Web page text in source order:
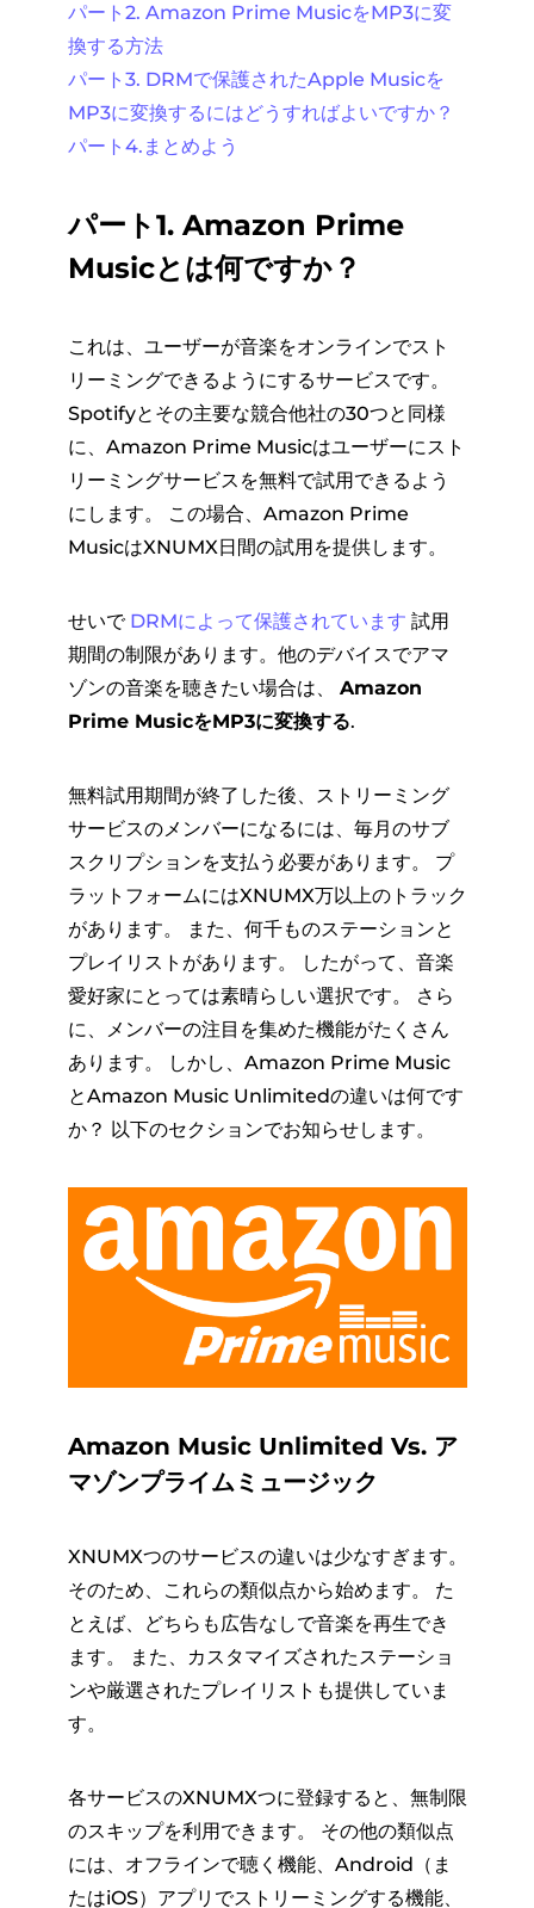
パート2. Amazon Prime MusicをMP3に変
換する方法
パート3. DRMで保護されたApple Musicを
MP3に変換するにはどうすればよいですか？
パート4.まとめよう
パート1. Amazon Prime
Musicとは何ですか？
これは、ユーザーが音楽をオンラインでスト
リーミングできるようにするサービスです。
Spotifyとその主要な競合他社の30つと同様
に、Amazon Prime Musicはユーザーにスト
リーミングサービスを無料で試用できるよう
にします。 この場合、Amazon Prime
MusicはXNUMX日間の試用を提供します。
せいで DRMによって保護されています 試用
期間の制限があります。他のデバイスでアマ
ゾンの音楽を聴きたい場合は、 Amazon
Prime MusicをMP3に変換する.
無料試用期間が終了した後、ストリーミング
サービスのメンバーになるには、毎月のサブ
スクリプションを支払う必要があります。 プ
ラットフォームにはXNUMX万以上のトラック
があります。 また、何千ものステーションと
プレイリストがあります。 したがって、音楽
愛好家にとっては素晴らしい選択です。 さら
に、メンバーの注目を集めた機能がたくさん
あります。 しかし、Amazon Prime Music
とAmazon Music Unlimitedの違いは何です
か？ 以下のセクションでお知らせします。
Amazon Music Unlimited Vs. ア
マゾンプライムミュージック
XNUMXつのサービスの違いは少なすぎます。
そのため、これらの類似点から始めます。 た
とえば、どちらも広告なしで音楽を再生でき
ます。 また、カスタマイズされたステーショ
ンや厳選されたプレイリストも提供していま
す。
各サービスのXNUMXつに登録すると、無制限
のスキップを利用できます。 その他の類似点
には、オフラインで聴く機能、Android（ま
たはiOS）アプリでストリーミングする機能、